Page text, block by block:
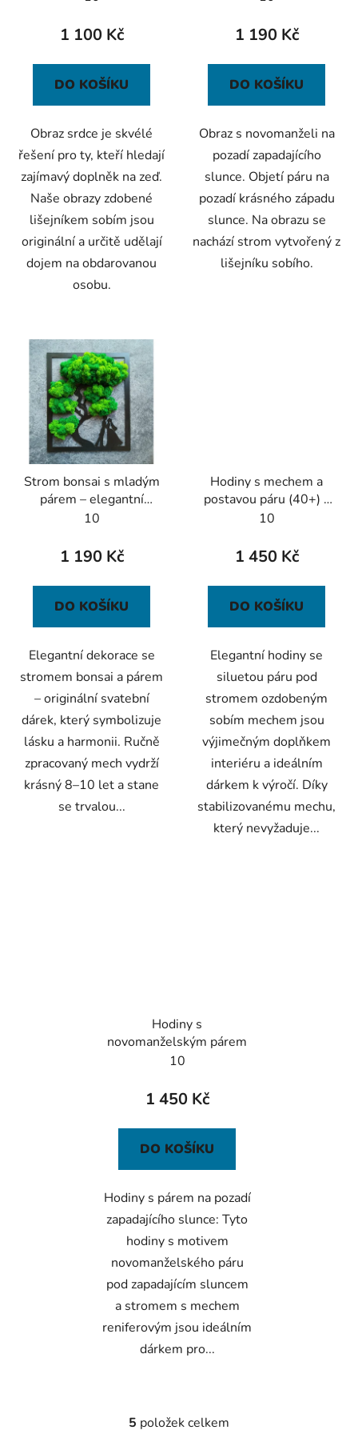
1 100 Kč
DO KOŠÍKU
Obraz srdce je skvélé
řešení pro ty, kteří hledají
zajímavý doplněk na zeď.
Naše obrazy zdobené
lišejníkem sobím jsou
originální a určitě udělají
dojem na obdarovanou
osobu.
1 190 Kč
DO KOŠÍKU
Obraz s novomanželi na
pozadí zapadajícího
slunce. Objetí páru na
pozadí krásného západu
slunce. Na obrazu se
nachází strom vytvořený z
lišejníku sobího.
Strom bonsai s mladým
párem – elegantní
svatební dárek
10
1 190 Kč
DO KOŠÍKU
Elegantní dekorace se
stromem bonsai a párem
– originální svatební
dárek, který symbolizuje
lásku a harmonii. Ručně
zpracovaný mech vydrží
krásný 8–10 let a stane
se trvalou...
Hodiny s mechem a
postavou páru (40+) –
Symbol lásky a
10
1 450 Kč
DO KOŠÍKU
Elegantní hodiny se
siluetou páru pod
stromem ozdobeným
sobím mechem jsou
výjimečným doplňkem
interiéru a ideálním
dárkem k výročí. Díky
stabilizovanému mechu,
který nevyžaduje...
Hodiny s
novomanželským párem
10
1 450 Kč
DO KOŠÍKU
Hodiny s párem na pozadí
zapadajícího slunce: Tyto
hodiny s motivem
novomanželského páru
pod zapadajícím sluncem
a stromem s mechem
reniferovým jsou ideálním
dárkem pro...
5 položek celkem